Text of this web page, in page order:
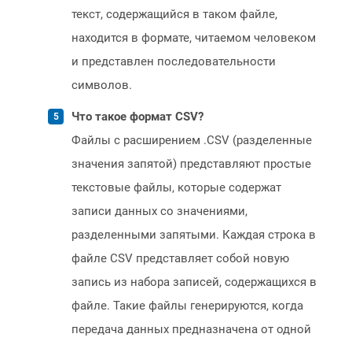
текст, содержащийся в таком файле,
находится в формате, читаемом человеком
и представлен последовательности
символов.
Что такое формат CSV?
Файлы с расширением .CSV (разделенные
значения запятой) представляют простые
текстовые файлы, которые содержат
записи данных со значениями,
разделенными запятыми. Каждая строка в
файле CSV представляет собой новую
запись из набора записей, содержащихся в
файле. Такие файлы генерируются, когда
передача данных предназначена от одной